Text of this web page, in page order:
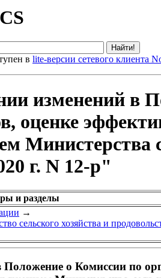
в lite-версии сетевого клиента
изменений в
оценке
Министерства
г. N 12-р"
и разделы
→
сельского хозяйства и
о Комиссии по